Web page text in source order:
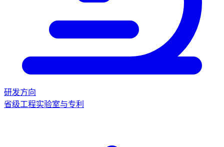
研发方向
省级工程实验室与专利